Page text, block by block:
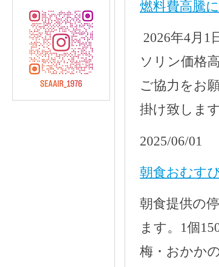
燃料費高騰
2026年4月1
ソリン価格
ご協力をお
掛け致しま
2025/06/01
朝食おむす
朝食提供の
ます。1個
梅・おかか